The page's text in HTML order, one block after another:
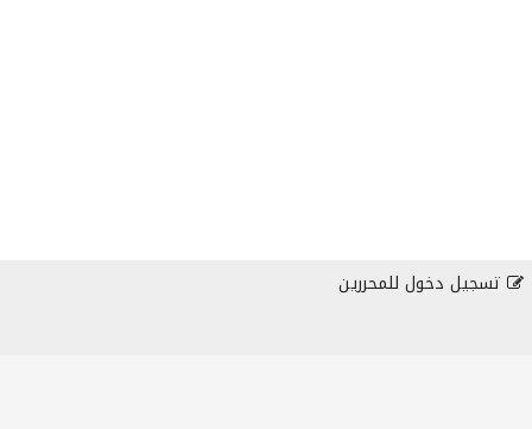
تسجيل دخول للمحررين